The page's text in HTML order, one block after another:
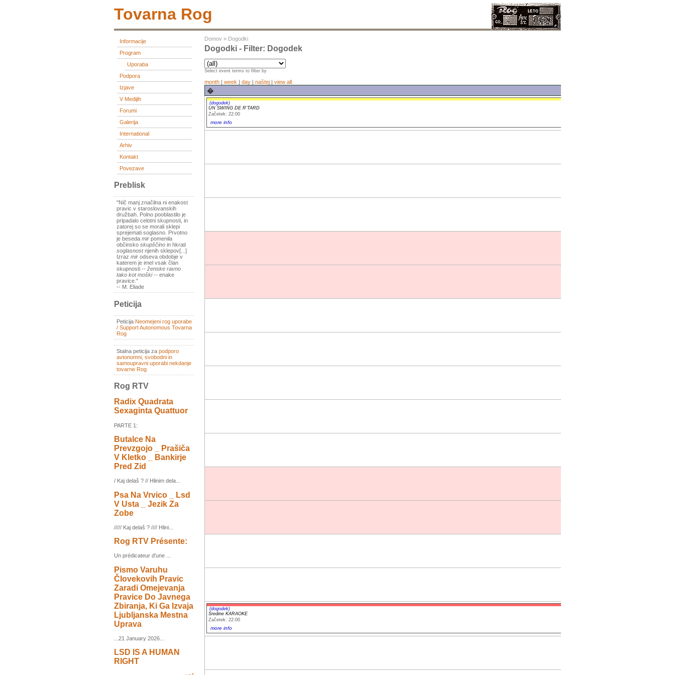
Tovarna Rog
Informacije
Program
Uporaba
Podpora
Izjave
V Medijih
Forumi
Galerija
International
Arhiv
Kontakt
Povezave
Preblisk
"Nič manj značilna ni enakost
pravic v staroslovanskih
družbah. Polno pooblastilo je
pripadalo celotni skupnosti, in
zatorej so se morali sklepi
sprejemati soglasno. Prvotno
je beseda mir pomenila
občinsko skupščino in hkrati
soglasnostnjenih sklepov[...]
Izraz mir odseva obdobje v
katerem je imel vsak član
skupnosti -- ženske ravno
tako kot moški-- enake
pravice."
-- M. Eliade
Peticija
Peticija Neomejeni rog uporabe
/ Support Autonomous Tovarna
Rog
Stalna peticija za podporo
avtonomni, svobodni in
samoupravni uporabi nekdanje
tovarne Rog
Rog RTV
Radix Quadrata
Sexaginta Quattuor
PARTE 1:
Butalce Na
Prevzgojo _ Prašiča
V Kletko _ Bankirje
Pred Zid
/ Kaj delaš ? // Hlinim dela...
Psa Na Vrvico _ Lsd
V Usta _ Jezik Za
Zobe
///// Kaj delaš ? //// Hlini...
Rog RTV Présente:
Un prédicateur d'une ...
Pismo Varuhu
Človekovih Pravic
Zaradi Omejevanja
Pravice Do Javnega
Zbiranja, Ki Ga Izvaja
Ljubljanska Mestna
Uprava
...21 January 2026...
LSD IS A HUMAN
RIGHT
Domov » Dogodki
Dogodki - Filter: Dogodek
Select event terms to filter by
month | week | day | naštej | view all
�
(dogodek)
UN SWING DE R'TARD
Začetek: 22:00
more info
(dogodek)
Sredine KARAOKE
Začetek: 22:00
more info